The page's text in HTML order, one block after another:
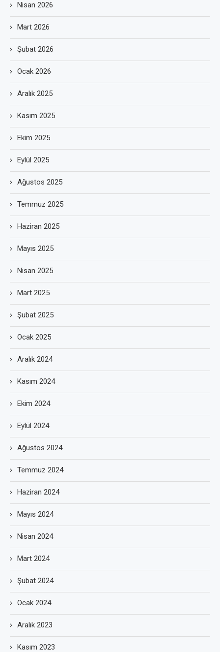
Nisan 2026
Mart 2026
Şubat 2026
Ocak 2026
Aralık 2025
Kasım 2025
Ekim 2025
Eylül 2025
Ağustos 2025
Temmuz 2025
Haziran 2025
Mayıs 2025
Nisan 2025
Mart 2025
Şubat 2025
Ocak 2025
Aralık 2024
Kasım 2024
Ekim 2024
Eylül 2024
Ağustos 2024
Temmuz 2024
Haziran 2024
Mayıs 2024
Nisan 2024
Mart 2024
Şubat 2024
Ocak 2024
Aralık 2023
Kasım 2023